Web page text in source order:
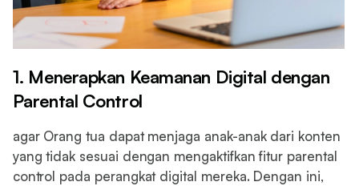
1. Menerapkan Keamanan Digital dengan
Parental Control
agar Orang tua dapat menjaga anak-anak dari konten
yang tidak sesuai dengan mengaktifkan fitur parental
control pada perangkat digital mereka. Dengan ini,